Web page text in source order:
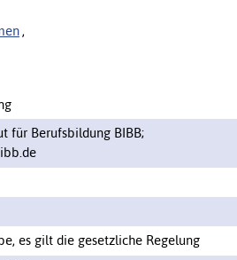
,
für Berufsbildung BIBB;
es gilt die gesetzliche Regelung